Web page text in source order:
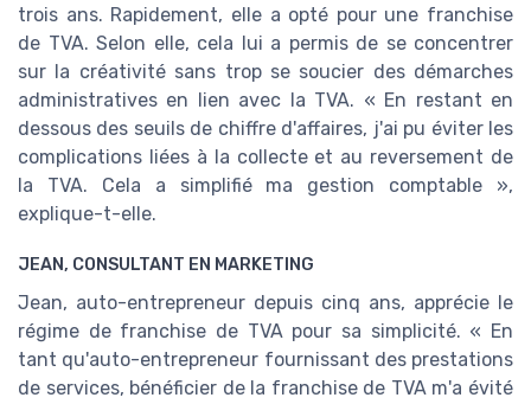
trois ans. Rapidement, elle a opté pour une franchise
de TVA. Selon elle, cela lui a permis de se concentrer
sur la créativité sans trop se soucier des démarches
administratives en lien avec la TVA. « En restant en
dessous des seuils de chiffre d'affaires, j'ai pu éviter les
complications liées à la collecte et au reversement de
la TVA. Cela a simplifié ma gestion comptable »,
explique-t-elle.
JEAN, CONSULTANT EN MARKETING
Jean, auto-entrepreneur depuis cinq ans, apprécie le
régime de franchise de TVA pour sa simplicité. « En
tant qu'auto-entrepreneur fournissant des prestations
de services, bénéficier de la franchise de TVA m'a évité